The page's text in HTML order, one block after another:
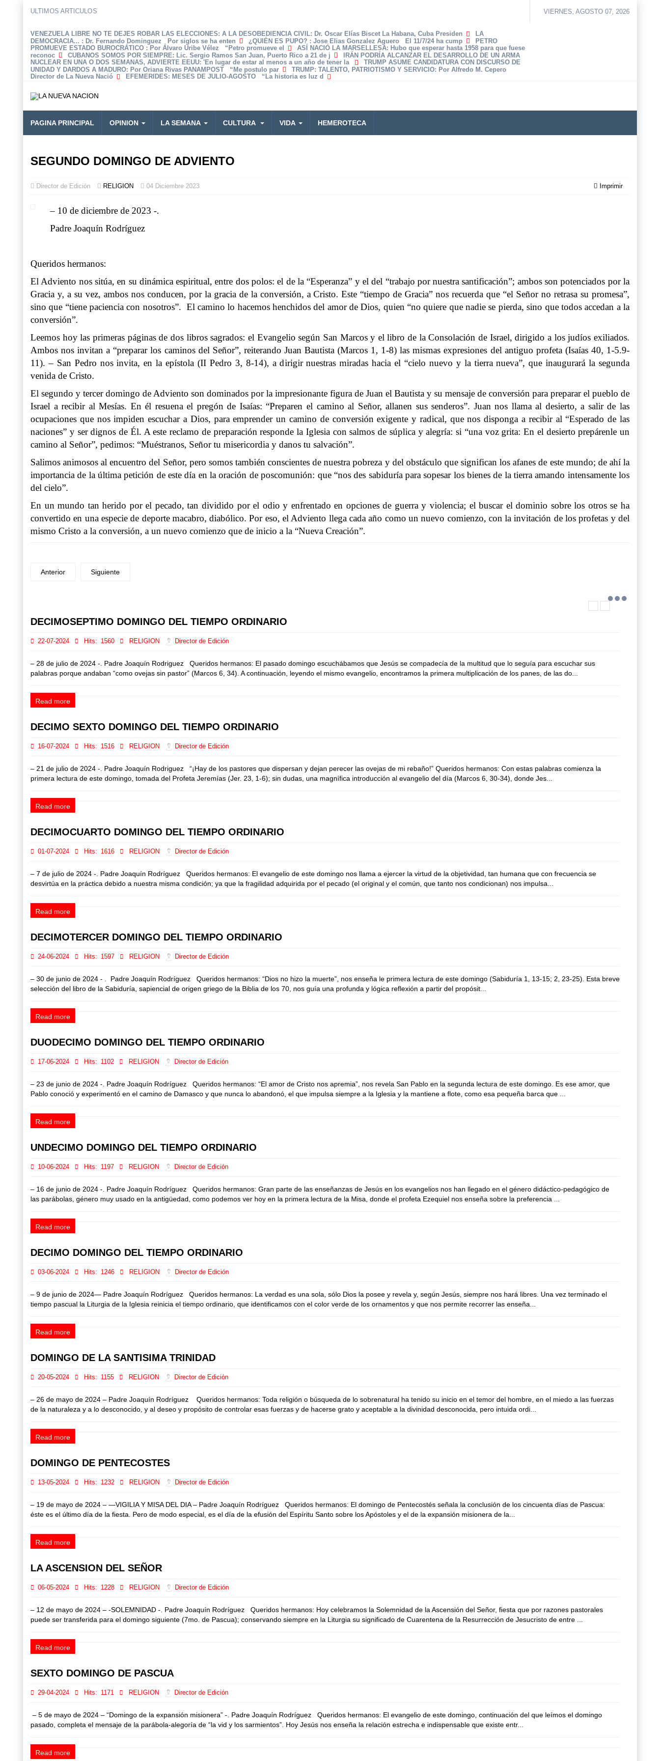
ULTIMOS ARTICULOS
VENEZUELA LIBRE NO TE DEJES ROBAR LAS ELECCIONES: A LA DESOBEDIENCIA CIVIL: Dr. Oscar Elías Biscet La Habana, Cuba Presiden
LA
DEMOCRACIA... : Dr. Fernando Dominguez Por siglos se ha enten ¿QUIÉN ES PUPO? : Jose Elias Gonzalez Aguero El 11/7/24 ha cump
PETRO
PROMUEVE ESTADO BUROCRÁTICO : Por Álvaro Uribe Vélez “Petro promueve el ASÍ NACIÓ LA MARSELLESA: Hubo que esperar hasta 1958 para que fuese
reconoc
CUBANOS SOMOS POR SIEMPRE: Lic. Sergio Ramos San Juan, Puerto Rico a 21 de j
IRÁN PODRÍA ALCANZAR EL DESARROLLO DE UN ARMA
NUCLEAR EN UNA O DOS SEMANAS, ADVIERTE EEUU: 'En lugar de estar al menos a un año de tener la
TRUMP ASUME CANDIDATURA CON DISCURSO DE
UNIDAD Y DARDOS A MADURO: Por Oriana Rivas PANAMPOST “Me postulo par TRUMP: TALENTO, PATRIOTISMO Y SERVICIO: Por Alfredo M. Cepero
Director de La Nueva Nació
EFEMERIDES: MESES DE JULIO-AGOSTO “La historia es luz d
VIERNES, AGOSTO 07, 2026
PAGINA PRINCIPAL OPINION LA SEMANA CULTURA VIDA HEMEROTECA
SEGUNDO DOMINGO DE ADVIENTO
Imprimir
Director de Edición RELIGION 04 Diciembre 2023
– 10 de diciembre de 2023 -.
Padre Joaquín Rodríguez
Queridos hermanos:
El Adviento nos sitúa, en su dinámica espiritual, entre dos polos: el de la “Esperanza” y el del “trabajo por nuestra santificación”; ambos son potenciados por la
Gracia y, a su vez, ambos nos conducen, por la gracia de la conversión, a Cristo. Este “tiempo de Gracia” nos recuerda que “el Señor no retrasa su promesa”,
sino que “tiene paciencia con nosotros”. El camino lo hacemos henchidos del amor de Dios, quien “no quiere que nadie se pierda, sino que todos accedan a la
conversión”.
Leemos hoy las primeras páginas de dos libros sagrados: el Evangelio según San Marcos y el libro de la Consolación de Israel, dirigido a los judíos exiliados.
Ambos nos invitan a “preparar los caminos del Señor”, reiterando Juan Bautista (Marcos 1, 1-8) las mismas expresiones del antiguo profeta (Isaías 40, 1-5.9-
11). – San Pedro nos invita, en la epístola (II Pedro 3, 8-14), a dirigir nuestras miradas hacia el “cielo nuevo y la tierra nueva”, que inaugurará la segunda
venida de Cristo.
El segundo y tercer domingo de Adviento son dominados por la impresionante figura de Juan el Bautista y su mensaje de conversión para preparar el pueblo de
Israel a recibir al Mesías. En él resuena el pregón de Isaías: “Preparen el camino al Señor, allanen sus senderos”. Juan nos llama al desierto, a salir de las
ocupaciones que nos impiden escuchar a Dios, para emprender un camino de conversión exigente y radical, que nos disponga a recibir al “Esperado de las
naciones” y ser dignos de Él. A este reclamo de preparación responde la Iglesia con salmos de súplica y alegría: si “una voz grita: En el desierto prepárenle un
camino al Señor”, pedimos: “Muéstranos, Señor tu misericordia y danos tu salvación”.
Salimos animosos al encuentro del Señor, pero somos también conscientes de nuestra pobreza y del obstáculo que significan los afanes de este mundo; de ahí la
importancia de la última petición de este día en la oración de poscomunión: que “nos des sabiduría para sopesar los bienes de la tierra amando intensamente los
del cielo”.
En un mundo tan herido por el pecado, tan dividido por el odio y enfrentado en opciones de guerra y violencia; el buscar el dominio sobre los otros se ha
convertido en una especie de deporte macabro, diabólico. Por eso, el Adviento llega cada año como un nuevo comienzo, con la invitación de los profetas y del
mismo Cristo a la conversión, a un nuevo comienzo que de inicio a la “Nueva Creación”.
Anterior Siguiente
DECIMOSEPTIMO DOMINGO DEL TIEMPO ORDINARIO
22-07-2024 Hits: 1560 RELIGION Director de Edición
– 28 de julio de 2024 -. Padre Joaquín Rodriguez Queridos hermanos: El pasado domingo escuchábamos que Jesús se compadecía de la multitud que lo seguía para escuchar sus
palabras porque andaban “como ovejas sin pastor” (Marcos 6, 34). A continuación, leyendo el mismo evangelio, encontramos la primera multiplicación de los panes, de las do...
Read more
DECIMO SEXTO DOMINGO DEL TIEMPO ORDINARIO
16-07-2024 Hits: 1516 RELIGION Director de Edición
– 21 de julio de 2024 -. Padre Joaquín Rodriguez “¡Hay de los pastores que dispersan y dejan perecer las ovejas de mi rebaño!” Queridos hermanos: Con estas palabras comienza la
primera lectura de este domingo, tomada del Profeta Jeremías (Jer. 23, 1-6); sin dudas, una magnífica introducción al evangelio del día (Marcos 6, 30-34), donde Jes...
Read more
DECIMOCUARTO DOMINGO DEL TIEMPO ORDINARIO
01-07-2024 Hits: 1616 RELIGION Director de Edición
– 7 de julio de 2024 -. Padre Joaquín Rodríguez Queridos hermanos: El evangelio de este domingo nos llama a ejercer la virtud de la objetividad, tan humana que con frecuencia se
desvirtúa en la práctica debido a nuestra misma condición; ya que la fragilidad adquirida por el pecado (el original y el común, que tanto nos condicionan) nos impulsa...
Read more
DECIMOTERCER DOMINGO DEL TIEMPO ORDINARIO
24-06-2024 Hits: 1597 RELIGION Director de Edición
– 30 de junio de 2024 - . Padre Joaquín Rodríguez Queridos hermanos: “Dios no hizo la muerte”, nos enseña le primera lectura de este domingo (Sabiduría 1, 13-15; 2, 23-25). Esta breve
selección del libro de la Sabiduría, sapiencial de origen griego de la Biblia de los 70, nos guía una profunda y lógica reflexión a partir del propósit...
Read more
DUODECIMO DOMINGO DEL TIEMPO ORDINARIO
17-06-2024 Hits: 1102 RELIGION Director de Edición
– 23 de junio de 2024 -. Padre Joaquín Rodríguez Queridos hermanos: “El amor de Cristo nos apremia”, nos revela San Pablo en la segunda lectura de este domingo. Es ese amor, que
Pablo conoció y experimentó en el camino de Damasco y que nunca lo abandonó, el que impulsa siempre a la Iglesia y la mantiene a flote, como esa pequeña barca que ...
Read more
UNDECIMO DOMINGO DEL TIEMPO ORDINARIO
10-06-2024 Hits: 1197 RELIGION Director de Edición
– 16 de junio de 2024 -. Padre Joaquín Rodríguez Queridos hermanos: Gran parte de las enseñanzas de Jesús en los evangelios nos han llegado en el género didáctico-pedagógico de
las parábolas, género muy usado en la antigüedad, como podemos ver hoy en la primera lectura de la Misa, donde el profeta Ezequiel nos enseña sobre la preferencia ...
Read more
DECIMO DOMINGO DEL TIEMPO ORDINARIO
03-06-2024 Hits: 1246 RELIGION Director de Edición
– 9 de junio de 2024— Padre Joaquín Rodríguez Queridos hermanos: La verdad es una sola, sólo Dios la posee y revela y, según Jesús, siempre nos hará libres. Una vez terminado el
tiempo pascual la Liturgia de la Iglesia reinicia el tiempo ordinario, que identificamos con el color verde de los ornamentos y que nos permite recorrer las enseña...
Read more
DOMINGO DE LA SANTISIMA TRINIDAD
20-05-2024 Hits: 1155 RELIGION Director de Edición
– 26 de mayo de 2024 – Padre Joaquín Rodríguez Queridos hermanos: Toda religión o búsqueda de lo sobrenatural ha tenido su inicio en el temor del hombre, en el miedo a las fuerzas
de la naturaleza y a lo desconocido, y al deseo y propósito de controlar esas fuerzas y de hacerse grato y aceptable a la divinidad desconocida, pero intuida ordi...
Read more
DOMINGO DE PENTECOSTES
13-05-2024 Hits: 1232 RELIGION Director de Edición
– 19 de mayo de 2024 – —VIGILIA Y MISA DEL DIA – Padre Joaquín Rodríguez Queridos hermanos: El domingo de Pentecostés señala la conclusión de los cincuenta días de Pascua:
éste es el último día de la fiesta. Pero de modo especial, es el día de la efusión del Espíritu Santo sobre los Apóstoles y el de la expansión misionera de la...
Read more
LA ASCENSION DEL SEÑOR
06-05-2024 Hits: 1228 RELIGION Director de Edición
– 12 de mayo de 2024 – -SOLEMNIDAD -. Padre Joaquín Rodríguez Queridos hermanos: Hoy celebramos la Solemnidad de la Ascensión del Señor, fiesta que por razones pastorales
puede ser transferida para el domingo siguiente (7mo. de Pascua); conservando siempre en la Liturgia su significado de Cuarentena de la Resurrección de Jesucristo de entre ...
Read more
SEXTO DOMINGO DE PASCUA
29-04-2024 Hits: 1171 RELIGION Director de Edición
– 5 de mayo de 2024 – “Domingo de la expansión misionera” -. Padre Joaquín Rodríguez Queridos hermanos: El evangelio de este domingo, continuación del que leímos el domingo
pasado, completa el mensaje de la parábola-alegoría de “la vid y los sarmientos”. Hoy Jesús nos enseña la relación estrecha e indispensable que existe entr...
Read more